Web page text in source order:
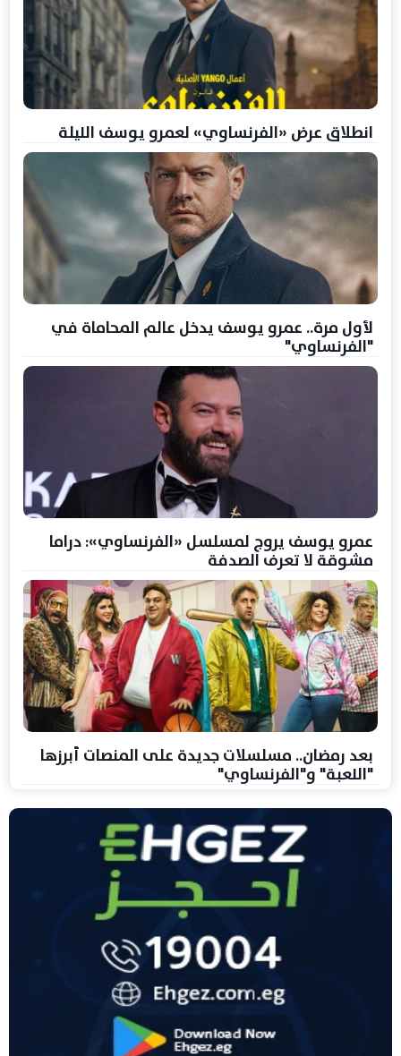
انطلاق عرض «الفرنساوي» لعمرو يوسف الليلة
لأول مرة.. عمرو يوسف يدخل عالم المحاماة في
"الفرنساوي"
عمرو يوسف يروج لمسلسل «الفرنساوي»: دراما
مشوقة لا تعرف الصدفة
بعد رمضان.. مسلسلات جديدة على المنصات أبرزها
"اللعبة" و"الفرنساوي"